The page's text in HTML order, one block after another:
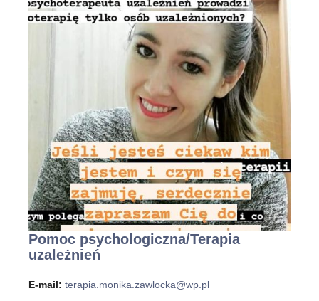
Pomoc psychologiczna/Terapia
uzależnień
E-mail: terapia.monika.zawlocka@wp.pl